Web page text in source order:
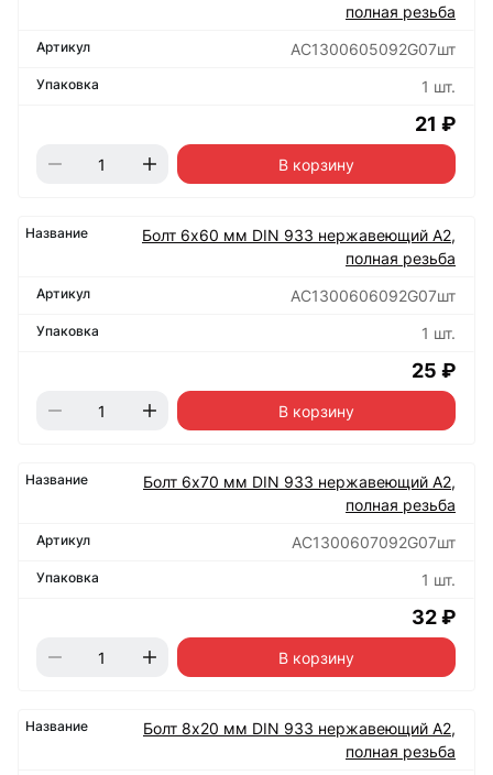
полная резьба
АС1300605092G07шт
1 шт.
21 ₽
В корзину
Болт 6х60 мм DIN 933 нержавеющий А2,
полная резьба
АС1300606092G07шт
1 шт.
25 ₽
В корзину
Болт 6х70 мм DIN 933 нержавеющий А2,
полная резьба
АС1300607092G07шт
1 шт.
32 ₽
В корзину
Болт 8х20 мм DIN 933 нержавеющий А2,
полная резьба